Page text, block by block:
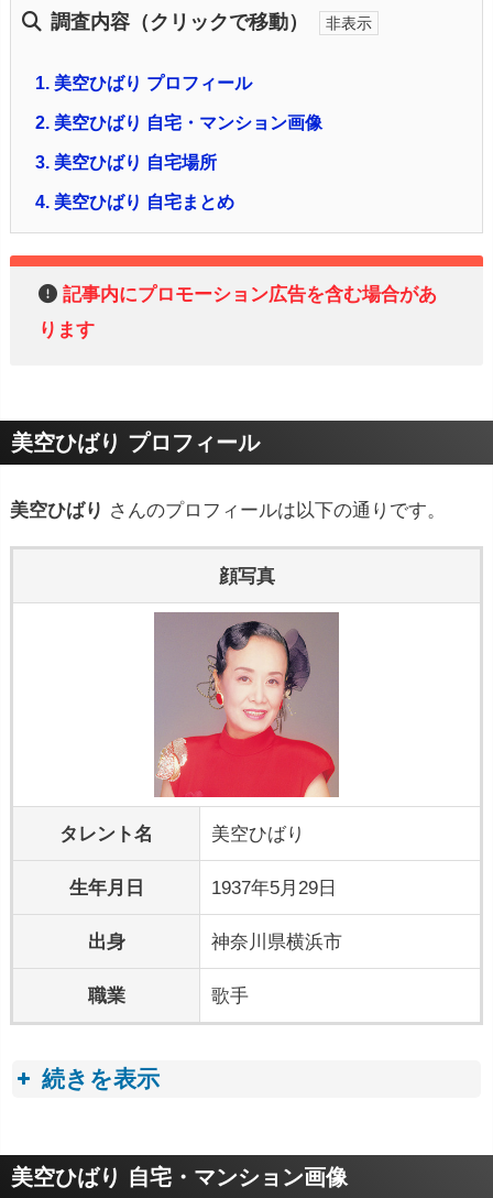
調査内容（クリックで移動）
1. 美空ひばり プロフィール
2. 美空ひばり 自宅・マンション画像
3. 美空ひばり 自宅場所
4. 美空ひばり 自宅まとめ
記事内にプロモーション広告を含む場合があ
ります
美空ひばり プロフィール
美空ひばり さんのプロフィールは以下の通りです。
顔写真
タレント名 美空ひばり
生年月日 1937年5月29日
出身 神奈川県横浜市
職業 歌手
続きを表示
プロフィールトピック
美空ひばり 自宅・マンション画像